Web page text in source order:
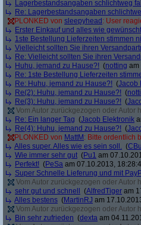
Lagerbestandsangaben schlichtweg
Re: Lagerbestandsangaben
PLONKED von sleepyhead : User
Erster Einkauf und alles wie
1ste Bestellung Lieferzeiten stimmen
Vielleicht sollten Sie ihren
Re: Vielleicht sollten Sie ihren
Huhu, jemand zu Hause?! (notting am
Re: 1ste Bestellung Lieferzeiten
Re: Huhu, jemand zu Hause?! (Jacob
Re(2): Huhu, jemand zu Hause?! (
Re(3): Huhu, jemand zu Hause?! (
Vom Autor zurückgezogen oder Autor
Re: Ein langer Tag (Jacob Elektronik
Re(4): Huhu, jemand zu Hause?! (
PLONKED von MattM : Bitte ordentlich
Alles super. Alles wie es sein soll. (
Wie immer sehr gut (Pu1 am
Perfekt! (PeSa am 07.10.2013,
Super Schnelle Lieferung und mit
Vom Autor zurückgezogen oder Autor
sehr gut und schnell
(AlfredTiger am
Alles bestens (MartinRJ am
Vom Autor zurückgezogen oder Autor
Bin sehr zufrieden (dexta am